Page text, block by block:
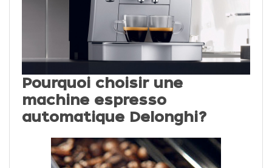
Pourquoi choisir une
machine espresso
automatique Delonghi?